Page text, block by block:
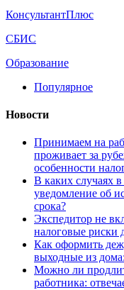
КонсультантПлюс
СБИС
Образование
Популярное
Новости
Принимаем на
проживает за
особенности
В каких случаях
уведомление об
срока?
Экспедитор не
налоговые риски
Как оформить
выходные из
Можно ли
работника: